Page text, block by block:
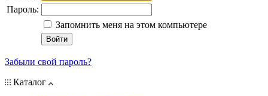
Пароль:
Запомнить меня на этом компьютере
Забыли свой пароль?
Каталог